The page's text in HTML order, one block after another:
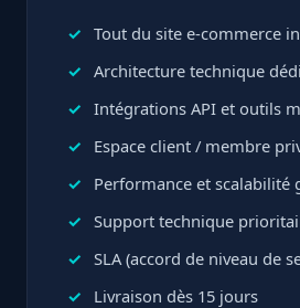
Tout du site e-commerce
Architecture technique
Intégrations API et outils
Espace client / membre
Performance et scalabilité
Support technique
SLA (accord de niveau de
Livraison dès 15 jours